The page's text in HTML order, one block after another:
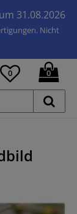
31.08.2026
Nicht
0 0